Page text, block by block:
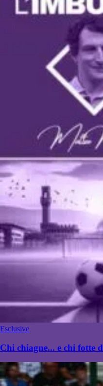
Esclusive
Chi chiagne... e chi fotte